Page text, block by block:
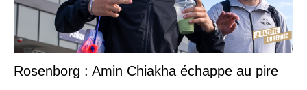
Rosenborg : Amin Chiakha échappe au pire